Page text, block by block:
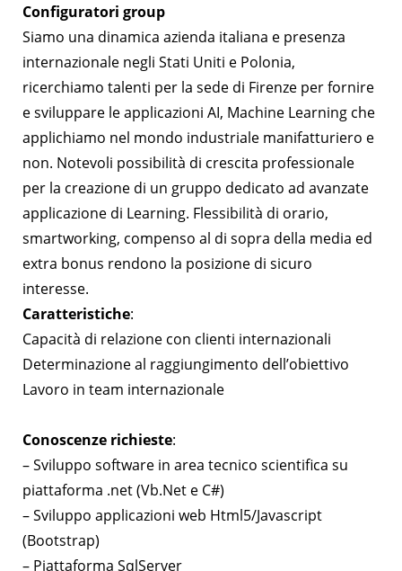
Configuratori group
Siamo una dinamica azienda italiana e presenza
internazionale negli Stati Uniti e Polonia,
ricerchiamo talenti per la sede di Firenze per fornire
e sviluppare le applicazioni AI, Machine Learning che
applichiamo nel mondo industriale manifatturiero e
non. Notevoli possibilità di crescita professionale
per la creazione di un gruppo dedicato ad avanzate
applicazione di Learning. Flessibilità di orario,
smartworking, compenso al di sopra della media ed
extra bonus rendono la posizione di sicuro
interesse.
Caratteristiche:
Capacità di relazione con clienti internazionali
Determinazione al raggiungimento dell’obiettivo
Lavoro in team internazionale
Conoscenze richieste:
– Sviluppo software in area tecnico scientifica su
piattaforma .net (Vb.Net e C#)
– Sviluppo applicazioni web Html5/Javascript
(Bootstrap)
– Piattaforma SqlServer